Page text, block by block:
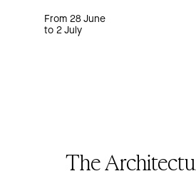
From 28 June
to 2 July
The